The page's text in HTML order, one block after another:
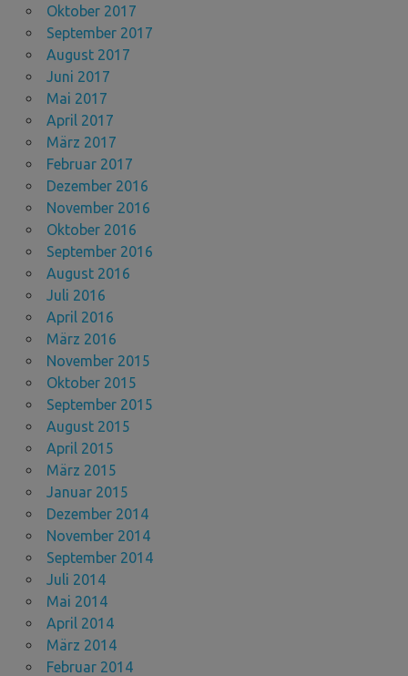
Oktober 2017
September 2017
August 2017
Juni 2017
Mai 2017
April 2017
März 2017
Februar 2017
Dezember 2016
November 2016
Oktober 2016
September 2016
August 2016
Juli 2016
April 2016
März 2016
November 2015
Oktober 2015
September 2015
August 2015
April 2015
März 2015
Januar 2015
Dezember 2014
November 2014
September 2014
Juli 2014
Mai 2014
April 2014
März 2014
Februar 2014